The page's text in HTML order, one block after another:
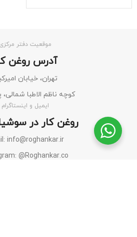
موقعیت دفتر مرکزی
آدرس روغن
تهران، خیابان
کوچه ناظم الاطبا شمالی،
ایمیل و اینستاگرام
روغن کار در
info@roghankar.ir
@Roghankar.co